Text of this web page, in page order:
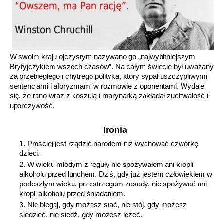
W swoim kraju ojczystym nazywano go „najwybitniejszym
Brytyjczykiem wszech czasów”. Na całym świecie był uważany
za przebiegłego i chytrego polityka, który sypał uszczypliwymi
sentencjami i aforyzmami w rozmowie z oponentami. Wydaje
się, że rano wraz z koszulą i marynarką zakładał zuchwałość i
uporczywość.
Ironia
Prościej jest rządzić narodem niż wychować czwórkę
dzieci.
W wieku młodym z reguły nie spożywałem ani kropli
alkoholu przed lunchem. Dziś, gdy już jestem człowiekiem w
podeszłym wieku, przestrzegam zasady, nie spożywać ani
kropli alkoholu przed śniadaniem.
Nie biegaj, gdy możesz stać, nie stój, gdy możesz
siedzieć, nie siedź, gdy możesz leżeć.